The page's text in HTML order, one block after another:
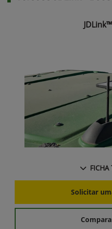
FICHA
Solicitar